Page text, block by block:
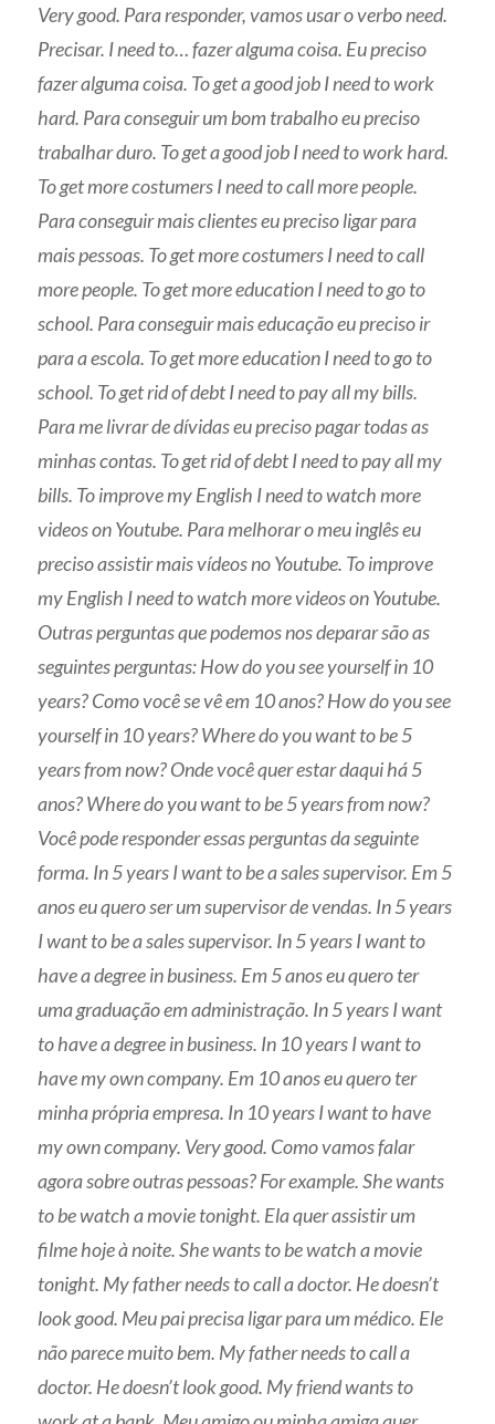
Very good. Para responder, vamos usar o verbo need.
Precisar. I need to… fazer alguma coisa. Eu preciso
fazer alguma coisa. To get a good job I need to work
hard. Para conseguir um bom trabalho eu preciso
trabalhar duro. To get a good job I need to work hard.
To get more costumers I need to call more people.
Para conseguir mais clientes eu preciso ligar para
mais pessoas. To get more costumers I need to call
more people. To get more education I need to go to
school. Para conseguir mais educação eu preciso ir
para a escola. To get more education I need to go to
school. To get rid of debt I need to pay all my bills.
Para me livrar de dívidas eu preciso pagar todas as
minhas contas. To get rid of debt I need to pay all my
bills. To improve my English I need to watch more
videos on Youtube. Para melhorar o meu inglês eu
preciso assistir mais vídeos no Youtube. To improve
my English I need to watch more videos on Youtube.
Outras perguntas que podemos nos deparar são as
seguintes perguntas: How do you see yourself in 10
years?Como você se vê em 10 anos? How do you see
yourself in 10 years? Where do you want to be 5
years from now? Onde você quer estar daqui há 5
anos? Where do you want to be 5 years from now?
Você pode responder essas perguntas da seguinte
forma. In 5 years I want to be a sales supervisor. Em 5
anos eu quero ser um supervisor de vendas. In 5 years
I want to be a sales supervisor. In 5 years I want to
have a degree in business. Em 5 anos eu quero ter
uma graduação em administração. In 5 years I want
to have a degree in business. In 10 years I want to
have my own company. Em 10 anos eu quero ter
minha própria empresa. In 10 years I want to have
my own company. Very good. Como vamos falar
agora sobre outras pessoas? For example.She wants
to be watch a movie tonight. Ela quer assistir um
filme hoje à noite. She wants to be watch a movie
tonight. My father needs to call a doctor. He doesn’t
look good. Meu pai precisa ligar para um médico. Ele
não parece muito bem. My father needs to call a
doctor. He doesn’t look good. My friend wants to